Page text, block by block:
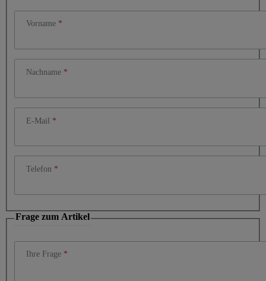
Vorname
Nachname
E-Mail
Telefon
Frage zum Artikel
Ihre Frage